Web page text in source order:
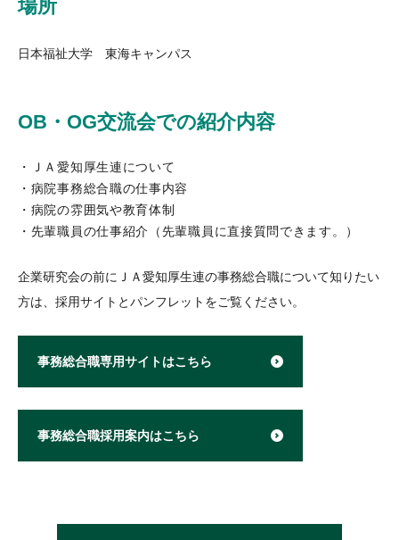
場所
日本福祉大学 東海キャンパス
OB ・OG交流会での紹介内容
ＪＡ愛知厚生連について
病院事務総合職の仕事内容
病院の雰囲気や教育体制
先輩職員の仕事紹介（先輩職員に直接質問できます。）
企業研究会の前にＪＡ愛知厚生連の事務総合職について知りたい
方は、採用サイトとパンフレットをご覧ください。
事務総合職専用サイトはこちら
事務総合職採用案内はこちら